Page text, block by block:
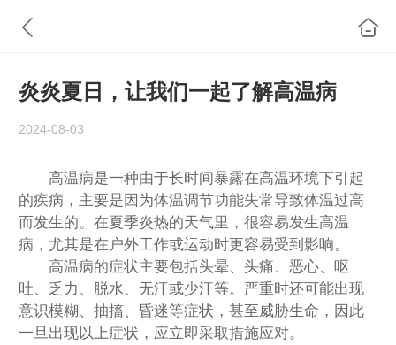
炎炎夏日，让我们一起了解高温病
2024-08-03
高温病是一种由于长时间暴露在高温环境下引起
的疾病，主要是因为体温调节功能失常导致体温过高
而发生的。在夏季炎热的天气里，很容易发生高温
病，尤其是在户外工作或运动时更容易受到影响。
高温病的症状主要包括头晕、头痛、恶心、呕
吐、乏力、脱水、无汗或少汗等。严重时还可能出现
意识模糊、抽搐、昏迷等症状，甚至威胁生命，因此
一旦出现以上症状，应立即采取措施应对。